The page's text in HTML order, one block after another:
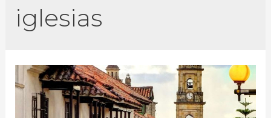
iglesias